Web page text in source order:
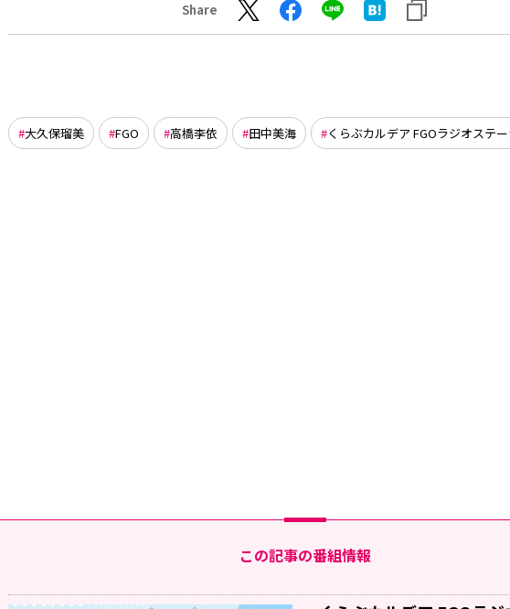
Share
大久保瑠美 FGO 高橋李依 田中美海 くらぶカルデア FGOラジオステ
この記事の番組情報